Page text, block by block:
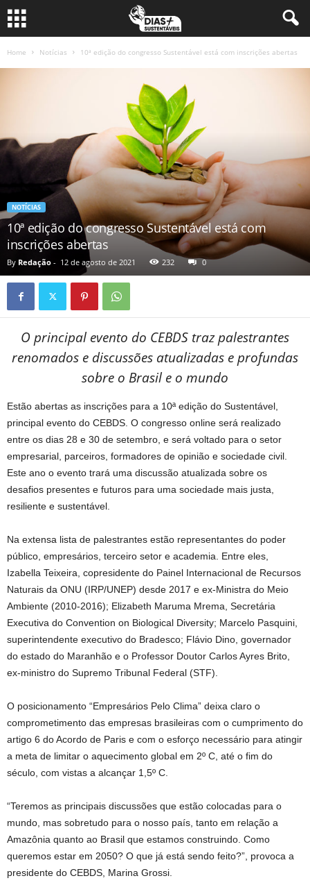
Home Notícias 10ª edição do congresso Sustentável está com inscrições abertas
NOTÍCIAS
10ª edição do congresso Sustentável está com
inscrições abertas
By Redação - 12 de agosto de 2021 232 0
O principal evento do CEBDS traz palestrantes
renomados e discussões atualizadas e profundas
sobre o Brasil e o mundo
Estão abertas as inscrições para a 10ª edição do Sustentável,
principal evento do CEBDS. O congresso online será realizado
entre os dias 28 e 30 de setembro, e será voltado para o setor
empresarial, parceiros, formadores de opinião e sociedade civil.
Este ano o evento trará uma discussão atualizada sobre os
desafios presentes e futuros para uma sociedade mais justa,
resiliente e sustentável.
Na extensa lista de palestrantes estão representantes do poder
público, empresários, terceiro setor e academia. Entre eles,
Izabella Teixeira, copresidente do Painel Internacional de Recursos
Naturais da ONU (IRP/UNEP) desde 2017 e ex-Ministra do Meio
Ambiente (2010-2016); Elizabeth Maruma Mrema, Secretária
Executiva do Convention on Biological Diversity; Marcelo Pasquini,
superintendente executivo do Bradesco; Flávio Dino, governador
do estado do Maranhão e o Professor Doutor Carlos Ayres Brito,
ex-ministro do Supremo Tribunal Federal (STF).
O posicionamento “Empresários Pelo Clima” deixa claro o
comprometimento das empresas brasileiras com o cumprimento do
artigo 6 do Acordo de Paris e com o esforço necessário para atingir
a meta de limitar o aquecimento global em 2º C, até o fim do
século, com vistas a alcançar 1,5º C.
“Teremos as principais discussões que estão colocadas para o
mundo, mas sobretudo para o nosso país, tanto em relação a
Amazônia quanto ao Brasil que estamos construindo. Como
queremos estar em 2050? O que já está sendo feito?”, provoca a
presidente do CEBDS, Marina Grossi.